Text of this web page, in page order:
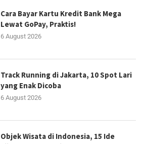
Cara Bayar Kartu Kredit Bank Mega
Lewat GoPay, Praktis!
6 August 2026
Track Running di Jakarta, 10 Spot Lari
yang Enak Dicoba
6 August 2026
Objek Wisata di Indonesia, 15 Ide